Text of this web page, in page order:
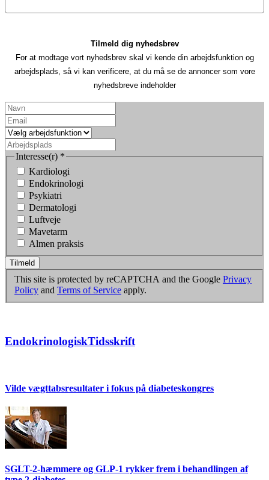
Tilmeld dig nyhedsbrev
For at modtage vort nyhedsbrev skal vi kende din arbejdsfunktion og
arbejdsplads, så vi kan verificere, at du må se de annoncer som vore
nyhedsbreve indeholder
Interesse(r) *
Kardiologi
Endokrinologi
Psykiatri
Dermatologi
Luftveje
Mavetarm
Almen praksis
Tilmeld
This site is protected by reCAPTCHA and the Google Privacy
Policy and Terms of Service apply.
EndokrinologiskTidsskrift
Vilde vægttabsresultater i fokus på diabeteskongres
SGLT-2-hæmmere og GLP-1 rykker frem i behandlingen af